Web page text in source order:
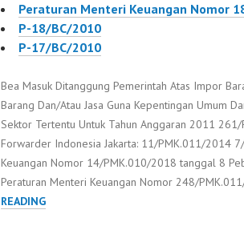
Peraturan Menteri Keuangan Nomor
P-18/BC/2010
P-17/BC/2010
Bea Masuk Ditanggung Pemerintah Atas Impor
Barang Dan/Atau Jasa Guna Kepentingan Umum
Sektor Tertentu Untuk Tahun Anggaran 2011
Forwarder Indonesia Jakarta: 11/PMK.011/2014
Keuangan Nomor 14/PMK.010/2018 tanggal 8
Peraturan Menteri Keuangan Nomor 248/
READING261/PMK.011/2010